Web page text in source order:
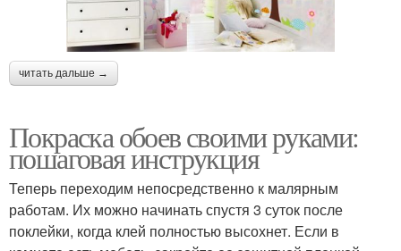
читать дальше →
Покраска обоев своими руками:
пошаговая инструкция
Теперь переходим непосредственно к малярным
работам. Их можно начинать спустя 3 суток после
поклейки, когда клей полностью высохнет. Если в